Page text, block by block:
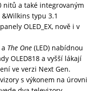
nitů a také integrovaným
typu 3.1
OLED_EX, nově i v
The One (LED) nabídnou
OLED818 a vyšší lákají
ve verzi Next Gen.
s výkonem na úrovni